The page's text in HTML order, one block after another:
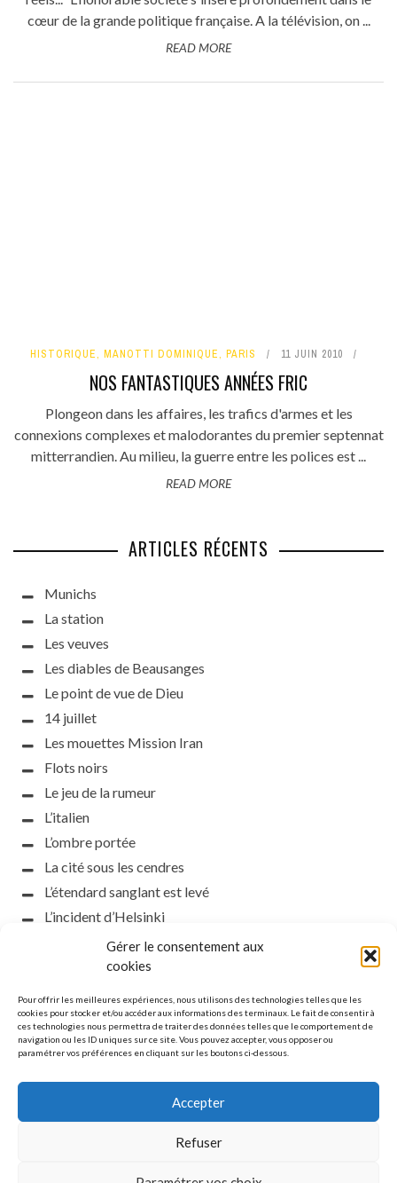
Gérer le consentement aux
cookies
Pour offrir les meilleures expériences, nous utilisons des technologies telles que les
cookies pour stocker et/ou accéder aux informations des terminaux. Le fait de consentir à
ces technologies nous permettra de traiter des données telles que le comportement de
navigation ou les ID uniques sur ce site. Vous pouvez accepter, vous opposer ou
paramétrer vos préférences en cliquant sur les boutons ci-dessous.
Accepter
Refuser
cœur de la grande politique française. A la télévision, on ...
READ MORE
HISTORIQUE, MANOTTI DOMINIQUE, PARIS 11 JUIN 2010
NOS FANTASTIQUES ANNÉES FRIC
Plongeon dans les affaires, les trafics d'armes et les
connexions complexes et malodorantes du premier septennat
mitterrandien. Au milieu, la guerre entre les polices est ...
READ MORE
ARTICLES RÉCENTS
Munichs
La station
Les veuves
Les diables de Beausanges
Le point de vue de Dieu
14 juillet
Les mouettes Mission Iran
Flots noirs
Le jeu de la rumeur
L’italien
L’ombre portée
La cité sous les cendres
L’étendard sanglant est levé
L’incident d’Helsinki
la petite fasciste
Toutes les nuances de la nuit
Que s’obscurcissent le soleil et la lumière
Le silence
MENTIONS LÉGALES